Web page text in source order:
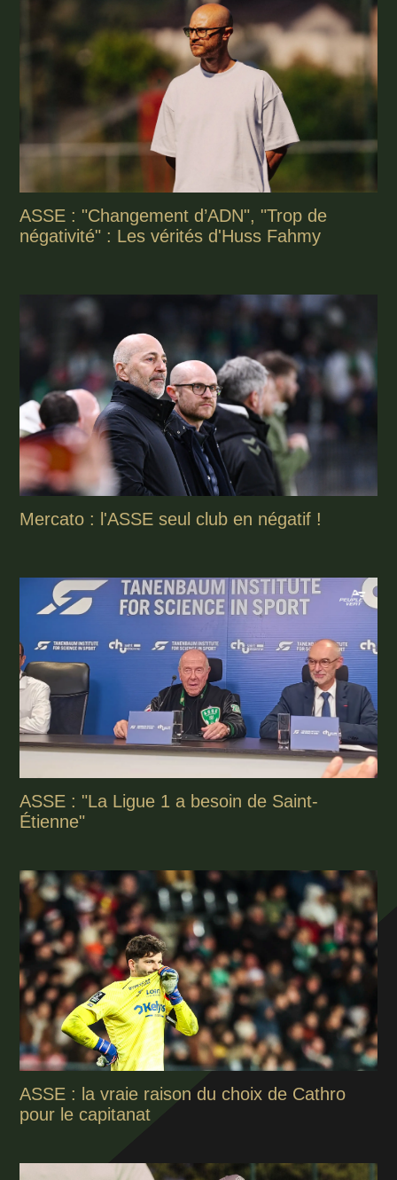
ASSE : "Changement d’ADN", "Trop de
négativité" : Les vérités d'Huss Fahmy
Mercato : l'ASSE seul club en négatif !
ASSE : "La Ligue 1 a besoin de Saint-
Étienne"
ASSE : la vraie raison du choix de Cathro
pour le capitanat